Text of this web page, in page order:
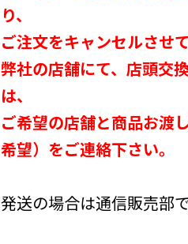
り、
ご注文をキャンセルさせ
弊社の店舗にて、店頭交
は、
ご希望の店舗と商品お渡
希望）をご連絡下さい。
発送の場合は通信販売部